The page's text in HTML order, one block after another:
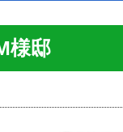
様邸